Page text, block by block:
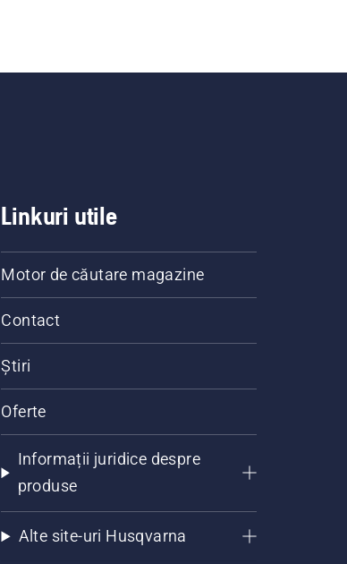
Linkuri utile
Motor de căutare magazine
Contact
Știri
Oferte
Informații juridice despre
produse
Alte site-uri Husqvarna